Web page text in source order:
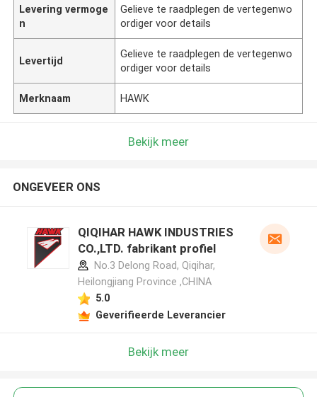
Levering vermoge
n
Gelieve te raadplegen de vertegenwo
ordiger voor details
Levertijd
Gelieve te raadplegen de vertegenwo
ordiger voor details
Merknaam HAWK
Bekijk meer
ONGEVEER ONS
QIQIHAR HAWK INDUSTRIES
CO.,LTD. fabrikant profiel
No.3 Delong Road, Qiqihar,
Heilongjiang Province ,CHINA
5.0
Geverifieerde Leverancier
Bekijk meer